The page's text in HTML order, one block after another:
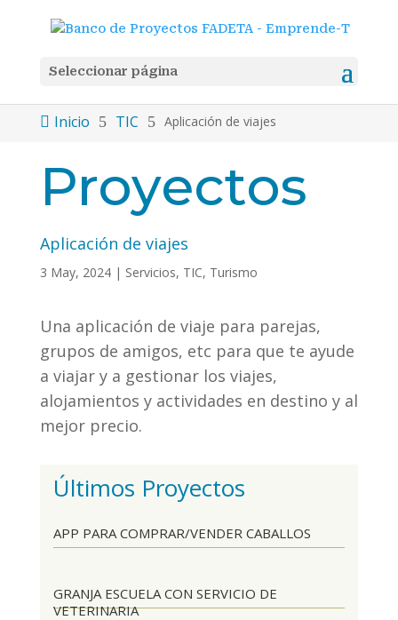
Seleccionar página
 Inicio 5 TIC 5 Aplicación de viajes
Proyectos
Aplicación de viajes
3 May, 2024| Servicios, TIC, Turismo
Una aplicación de viaje para parejas,
grupos de amigos, etc para que te ayude
a viajar y a gestionar los viajes,
alojamientos y actividades en destino y al
mejor precio.
Últimos Proyectos
APP PARA COMPRAR/VENDER CABALLOS
GRANJA ESCUELA CON SERVICIO DE
VETERINARIA